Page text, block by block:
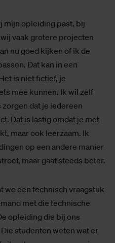
mijn opleiding past, bij
vaak grotere projecten
nu goed kijken of ik de
Dat kan in een
is niet fictief, je
mee kunnen. Ik wil zelf
dat je iedereen
Dat is lastig omdat je met
maar ook leerzaam. Ik
op een andere manier
maar gaat steeds beter.
we een technisch vraagstuk
met die technische
opleiding die bij ons
studenten weten wat er